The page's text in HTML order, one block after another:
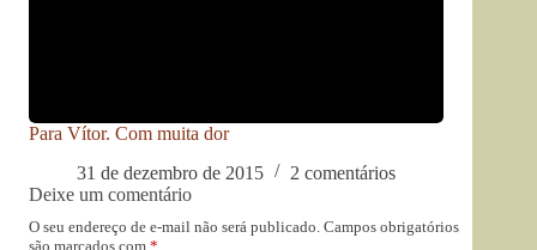
Para Vítor. Com muita dor
31 de dezembro de 2015
2 comentários
Deixe um comentário
O seu endereço de e-mail não será publicado. Campos obrigatórios
são marcados com *